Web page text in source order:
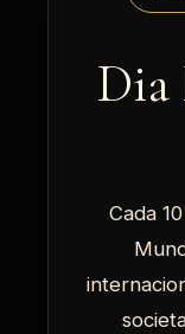
Dia
Cada